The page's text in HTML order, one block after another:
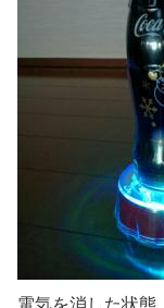
電気を消した状態。